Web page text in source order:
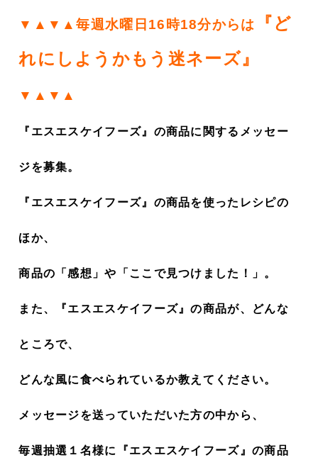
▼▲▼▲毎週水曜日16時18分からは
『ど
れにしようかもう迷ネーズ』
▼▲▼▲
『エスエスケイフーズ』の商品に関するメッセー
ジを募集。
『エスエスケイフーズ』の商品を使ったレシピの
ほか、
商品の「感想」や「ここで見つけました！」。
また、『エスエスケイフーズ』の商品が、どんな
ところで、
どんな風に食べられているか教えてください。
メッセージを送っていただいた方の中から、
毎週抽選１名様に『エスエスケイフーズ』の商品